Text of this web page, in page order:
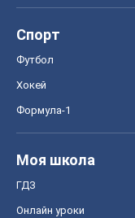
Спорт
Футбол
Хокей
Формула-1
Моя школа
ГДЗ
Онлайн уроки